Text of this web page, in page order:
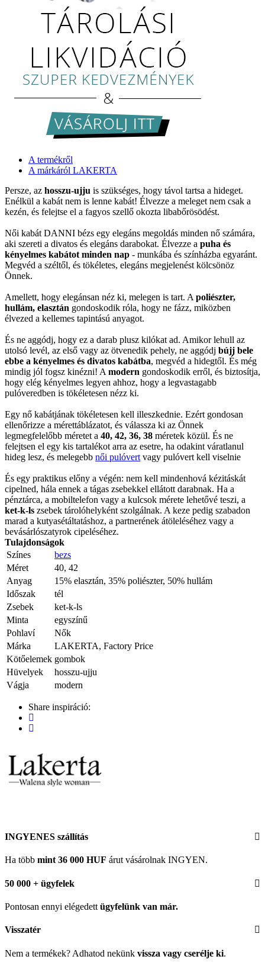
A termékről
A márkáról LAKERTA
Persze, az hosszu-ujju is szükséges, hogy távol tartsa a hideget.
Enélkül a kabát nem is lenne kabát! Élvezze a meleget nem csak a
kezén, és felejtse el a fagyos szellő okozta libabőrösödést.
Női kabát DANNI bézs egy elegáns megoldás minden nő számára,
aki szereti a divatos és elegáns darabokat. Élvezze a puha és
kényelmes kabátot minden nap - munkába és színházba egyaránt.
Megvéd a széltől, és tökéletes, elegáns megjelenést kölcsönöz
Önnek.
Amellett, hogy elegánsan néz ki, melegen is tart. A poliészter,
hullám, elasztán gondoskodik róla, hogy ne fázz, miközben
élvezed a kellemes tapintású anyagot.
És ne aggódj, hogy ez a darab plusz kilókat ad. Amikor lehull az
utolsó levél, az első vagy az ötvenedik pehely, ne aggódj bújj bele
ebbe a kényelmes és divatos kabátba, megvéd a hidegtől. És még
mindig jól fogsz kinézni! A modern gondoskodik erről, és biztosítja,
hogy elég kényelmes legyen ahhoz, hogy a legvastagabb
pulóveredben is tökéletesen nézz ki.
Egy nő kabátjának tökéletesen kell illeszkednie. Ezért gondosan
ellenőrizze a mérettáblázatot, és válassza ki az Önnek
legmegfelelőbb méretet a 40, 42, 36, 38 méretek közül. És ne
felejtsen el egy kis tartalékot arra az esetre, ha odakint váratlanul
hideg lesz, és melegebb női pulóvert vagy pulóvert kell viselnie
És egy praktikus előny a végén: nem kell mindenhová kézitáskát
cipelned, hála ennek a tágas zsebekkel ellátott darabnak. Ha a
pénztárca, a mobiltelefon vagy a kulcsok mérete lehetővé teszi, a
ket-k-ls zsebek tárolóhelyként szolgálnak. A keze pedig szabadon
marad a kutyasétáltatáshoz, a partnerének átöleléséhez vagy a
bevásárlószatyrok cipeléséhez.
Tulajdonságok
Színes
bezs
Méret
40, 42
Anyag
15% elasztán, 35% poliészter, 50% hullám
Időszak
tél
Zsebek
ket-k-ls
Minta
egyszínű
Pohlaví
Nők
Márka
LAKERTA, Factory Price
Kötőelemek gombok
Hüvelyek
hosszu-ujju
Vágja
modern
Share inspiráció:
INGYENES szállítás
Ha több mint 36 000 HUF árut vásárolnak INGYEN.
50 000 + ügyfelek
Pontosan ennyi elégedett ügyfelünk van már.
Visszatér
Nem a termékek? Adhatod nekünk vissza vagy cserélje ki.